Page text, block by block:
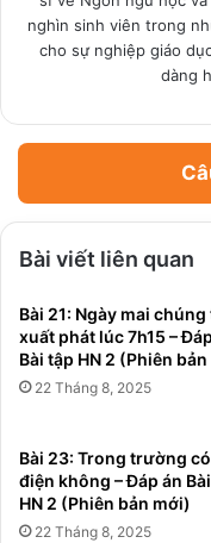
nghìn sinh viên trong
cho sự nghiệp giáo
dàng
Bài viết liên quan
Bài 21: Ngày mai chúng
xuất phát lúc 7h15 –
Bài tập HN 2 (Phiên
22 Tháng 8, 2025
Bài 23: Trong trường
điện không – Đáp án
HN 2 (Phiên bản mới)
22 Tháng 8, 2025